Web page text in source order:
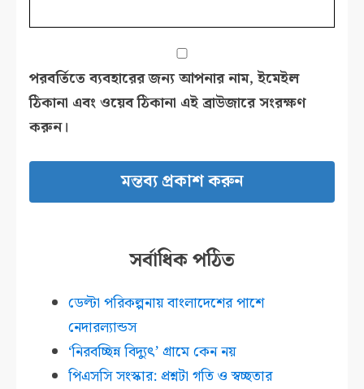
পরবর্তিতে ব্যবহারের জন্য আপনার নাম, ইমেইল
ঠিকানা এবং ওয়েব ঠিকানা এই ব্রাউজারে সংরক্ষণ
করুন।
সর্বাধিক পঠিত
ডেল্টা পরিকল্পনায় বাংলাদেশের পাশে
নেদারল্যান্ডস
‘নিরবচ্ছিন্ন বিদ্যুৎ’ গ্রামে কেন নয়
পিএসসি সংস্কার: প্রশ্নটা গতি ও স্বচ্ছতার